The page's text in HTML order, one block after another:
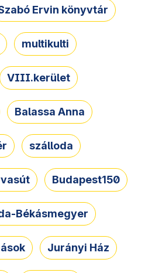
Ervin könyvtár
multikulti
VIII.kerület
Balassa Anna
szálloda
Budapest150
Békásmegyer
Jurányi Ház